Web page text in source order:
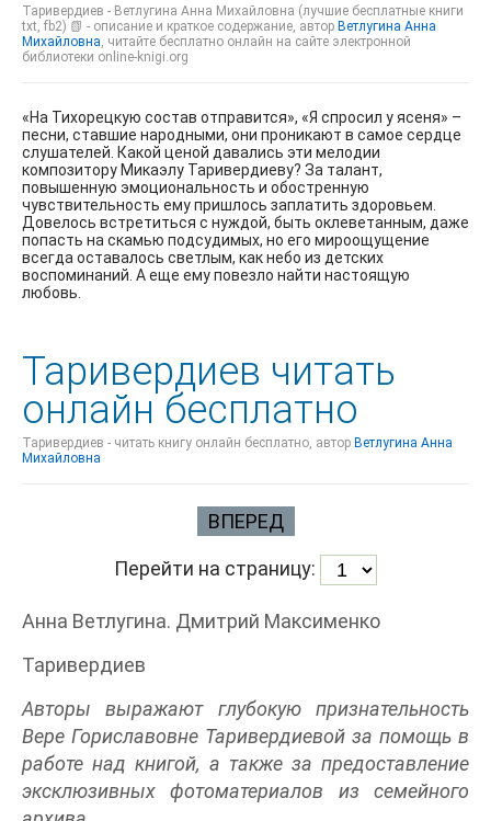
Таривердиев - Ветлугина Анна Михайловна (лучшие бесплатные книги
txt, fb2) 📗 - описание и краткое содержание, автор Ветлугина Анна
Михайловна, читайте бесплатно онлайн на сайте электронной
библиотеки online-knigi.org
«На Тихорецкую состав отправится», «Я спросил у ясеня» –
песни, ставшие народными, они проникают в самое сердце
слушателей. Какой ценой давались эти мелодии
композитору Микаэлу Таривердиеву? За талант,
повышенную эмоциональность и обостренную
чувствительность ему пришлось заплатить здоровьем.
Довелось встретиться с нуждой, быть оклеветанным, даже
попасть на скамью подсудимых, но его мироощущение
всегда оставалось светлым, как небо из детских
воспоминаний. А еще ему повезло найти настоящую
любовь.
Таривердиев читать
онлайн бесплатно
Таривердиев - читать книгу онлайн бесплатно, автор Ветлугина Анна
Михайловна
ВПЕРЕД
Перейти на страницу:
Анна Ветлугина. Дмитрий Максименко
Таривердиев
Авторы выражают глубокую признательность
Вере Гориславовне Таривердиевой за помощь в
работе над книгой, а также за предоставление
эксклюзивных фотоматериалов из семейного